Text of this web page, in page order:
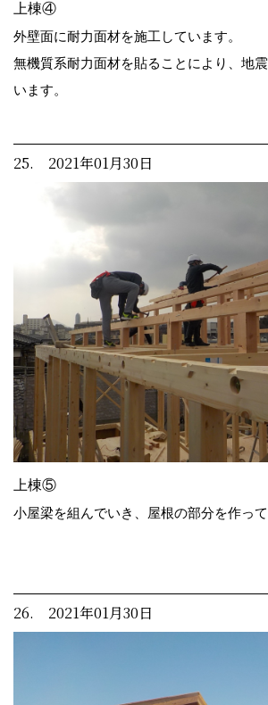
上棟④
外壁面に耐力面材を施工しています。
無機質系耐力面材を貼ることにより、地
います。
25. 2021年01月30日
上棟⑤
小屋梁を組んでいき、屋根の部分を作って
26. 2021年01月30日